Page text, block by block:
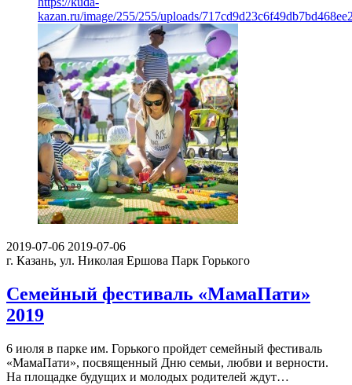
kazan.ru/image/255/255/uploads/
2019-07-06 2019-07-06
г. Казань, ул. Николая Ершова Парк Горького
Семейный фестиваль «МамаПати»
2019
6 июля в парке им. Горького пройдет семейный фестиваль
«МамаПати», посвященный Дню семьи, любви и верности.
На площадке будущих и молодых родителей ждут…